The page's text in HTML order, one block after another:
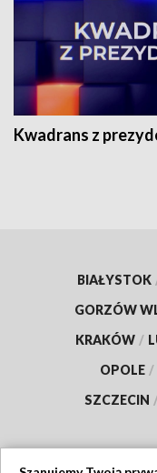
Kwadrans z
BIAŁYSTOK
GORZÓW
KRAKÓW /
OPOLE /
SZCZECIN